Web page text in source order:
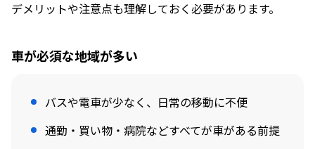
デメリットや注意点も理解しておく必要があります。
車が必須な地域が多い
バスや電車が少なく、日常の移動に不便
通勤・買い物・病院などすべてが車がある前提